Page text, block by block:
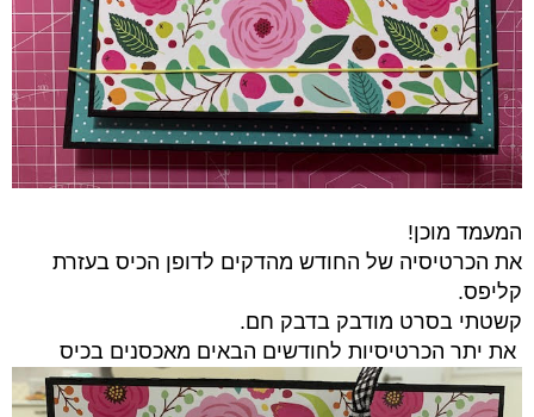
המעמד מוכן!
את הכרטיסיה של החודש מהדקים לדופן הכיס בעזרת
קליפס.
קשטתי בסרט מודבק בדבק חם.
את יתר הכרטיסיות לחודשים הבאים מאכסנים בכיס